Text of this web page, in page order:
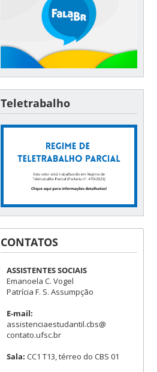
Teletrabalho
CONTATOS
ASSISTENTES SOCIAIS
Emanoela C. Vogel
Patrícia F. S. Assumpção
E-mail:
assistenciaestudantil.cbs@
contato.ufsc.br
Sala: CC1 T13, térreo do CBS 01